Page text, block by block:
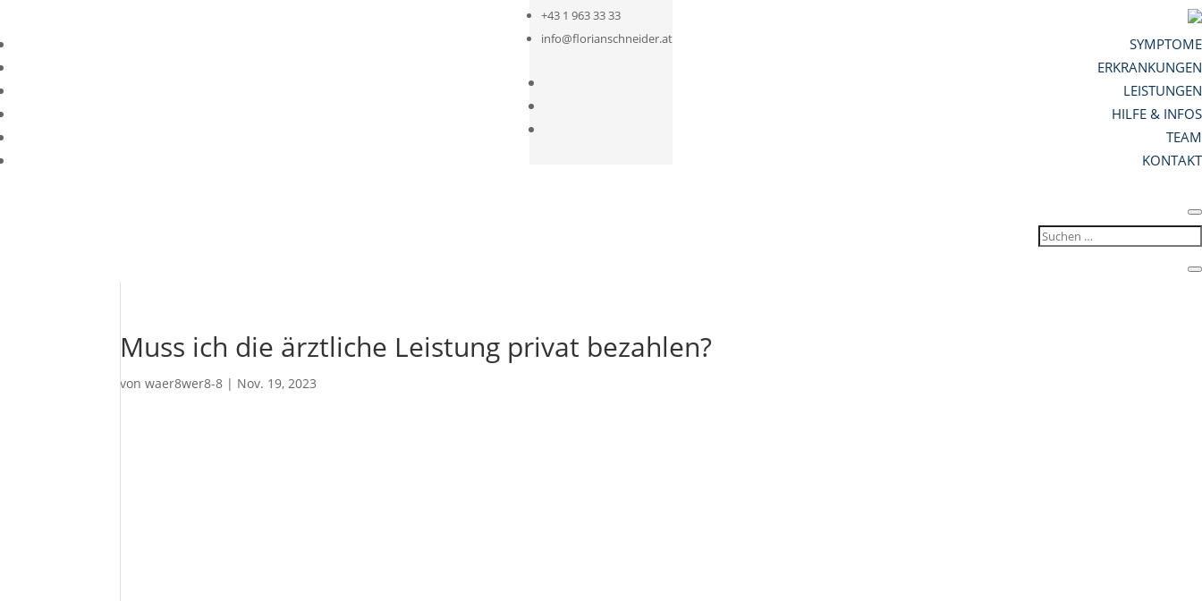
+43 1 963 33 33
info@florianschneider.at
SYMPTOME
ERKRANKUNGEN
LEISTUNGEN
HILFE & INFOS
TEAM
KONTAKT
Muss ich die ärztliche Leistung privat bezahlen?
vonwaer8wer8-8 | Nov. 19, 2023